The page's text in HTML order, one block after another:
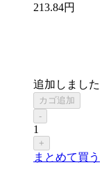
213.84円
追加しました
カゴ追加
-
1
+
まとめて買う